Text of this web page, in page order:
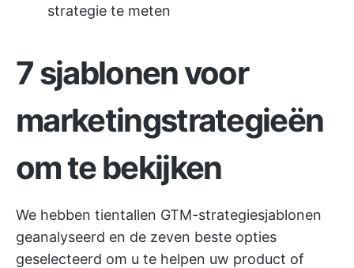
strategie te meten
7 sjablonen voor
marketingstrategieën
om te bekijken
We hebben tientallen GTM-strategiesjablonen
geanalyseerd en de zeven beste opties
geselecteerd om u te helpen uw product of